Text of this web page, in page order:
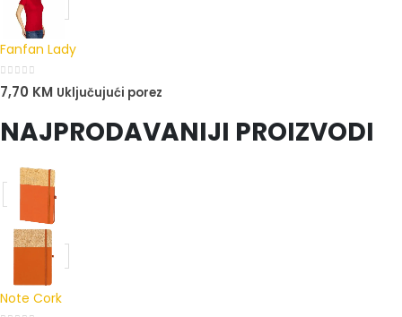
Fanfan Lady
0out of 5
7,70 KM Uključujući porez
NAJPRODAVANIJI PROIZVODI
Note Cork